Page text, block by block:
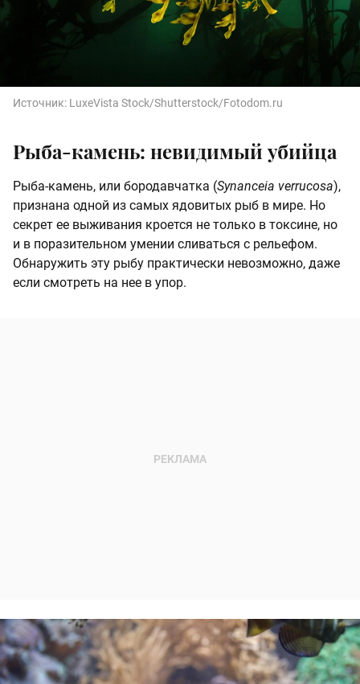
Источник: LuxeVista Stock/Shutterstock/Fotodom.ru
Рыба-камень: невидимый убийца
Рыба-камень, или бородавчатка (Synanceia verrucosa),
признана одной из самых ядовитых рыб в мире. Но
секрет ее выживания кроется не только в токсине, но
и в поразительном умении сливаться с рельефом.
Обнаружить эту рыбу практически невозможно, даже
если смотреть на нее в упор.